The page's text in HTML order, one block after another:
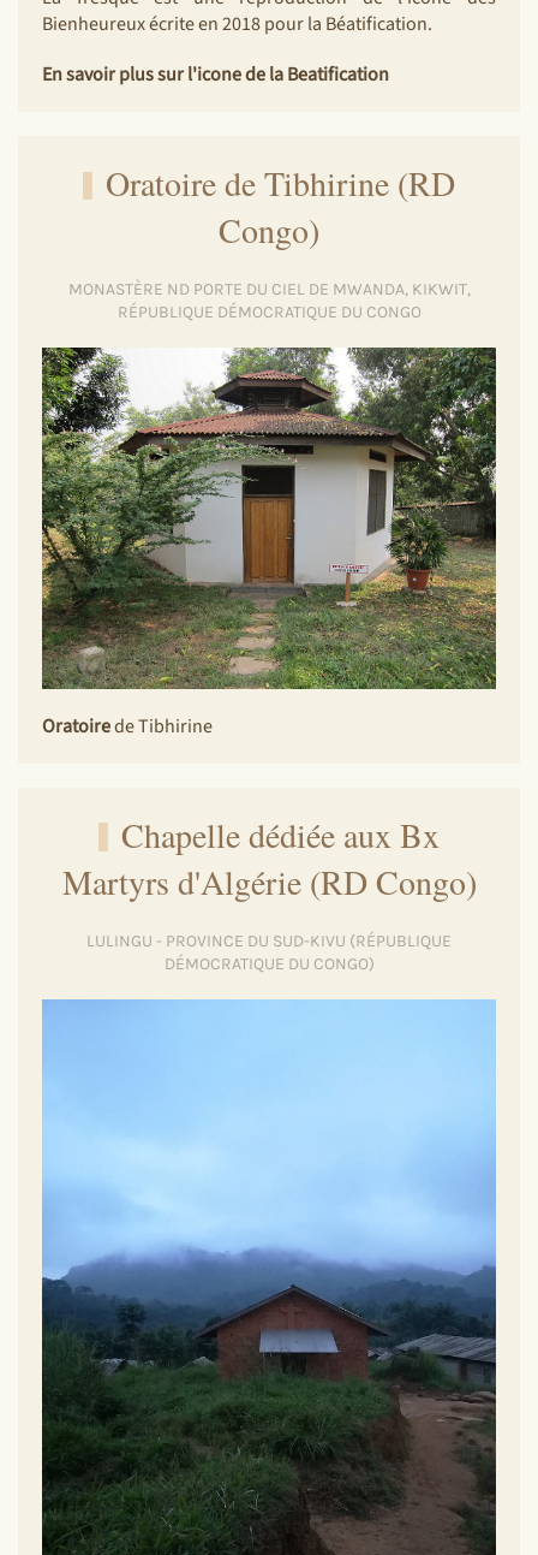
Bienheureux écrite en 2018 pour la Béatification.
En savoir plus sur l'icone de la Beatification
Oratoire de Tibhirine (RD
Congo)
MONASTÈRE ND PORTE DU CIEL DE MWANDA, KIKWIT,
RÉPUBLIQUE DÉMOCRATIQUE DU CONGO
Oratoirede Tibhirine
Chapelle dédiée aux Bx
Martyrs d'Algérie (RD Congo)
LULINGU - PROVINCE DU SUD-KIVU (RÉPUBLIQUE
DÉMOCRATIQUE DU CONGO)